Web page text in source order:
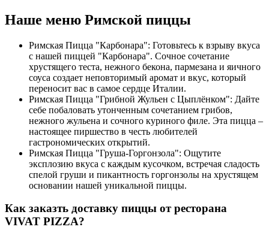
Наше меню Римской пиццы
Римская Пицца "Карбонара": Готовьтесь к взрыву вкуса
с нашей пиццей "Карбонара". Сочное сочетание
хрустящего теста, нежного бекона, пармезана и яичного
соуса создает неповторимый аромат и вкус, который
переносит вас в самое сердце Италии.
Римская Пицца "Грибной Жульен с Цыплёнком": Дайте
себе побаловать утонченным сочетанием грибов,
нежного жульена и сочного куриного филе. Эта пицца –
настоящее пиршество в честь любителей
гастрономических открытий.
Римская Пицца "Груша-Горгонзола": Ощутите
эксплозию вкуса с каждым кусочком, встречая сладость
спелой груши и пикантность горгонзолы на хрустящем
основании нашей уникальной пиццы.
Как заказть доставку пиццы от ресторана
VIVAT PIZZA?